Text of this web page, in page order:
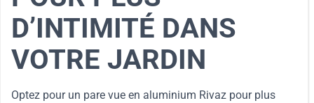
D’INTIMITÉ DANS
VOTRE JARDIN
Optez pour un pare vue en aluminium Rivaz pour plus